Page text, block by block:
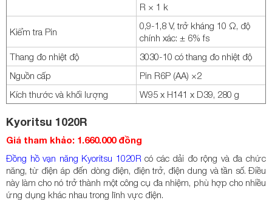
R × 1 k
Kiểm tra Pin
0,9-1,8 V, trở kháng 10 Ω, độ
chính xác: ± 6% fs
Thang đo nhiệt độ
3030-10 có thang đo nhiệt độ
Nguồn cấp
Pin R6P (AA) ×2
Kích thước và khối lượng
W95 x H141 x D39, 280 g
Kyoritsu 1020R
Giá tham khảo: 1.660.000 đồng
Đồng hồ vạn năng Kyoritsu 1020R có các dải đo rộng và đa chức
năng, từ điện áp đến dòng điện, điện trở, điện dung và tần số. Điều
này làm cho nó trở thành một công cụ đa nhiệm, phù hợp cho nhiều
ứng dụng khác nhau trong lĩnh vực điện.